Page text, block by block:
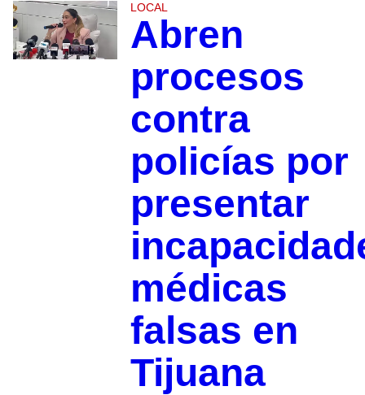
LOCAL
Abren
procesos
contra
policías por
presentar
médicas
falsas en
Tijuana